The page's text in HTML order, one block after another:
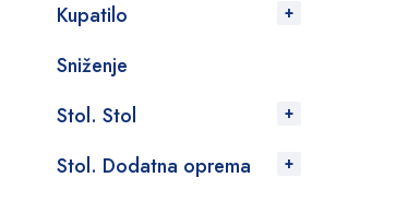
Kupatilo
Sniženje
Stol. Stol
Stol. Dodatna oprema